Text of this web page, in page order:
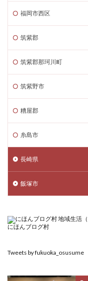
福岡市西区
筑紫郡
筑紫郡那珂川町
筑紫野市
糟屋郡
糸島市
長崎県
飯塚市
にほんブログ村
Tweets by fukuoka_osusume